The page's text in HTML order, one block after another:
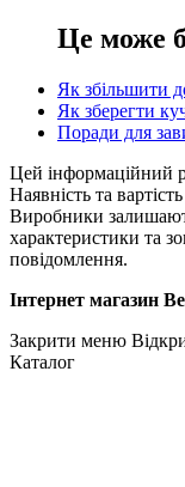
Це може
Як збільшити
Як зберегти
Поради для
Цей інформаційний
Наявність та
Виробники
характеристики та
повідомлення.
Інтернет магазин
Закрити меню
Каталог